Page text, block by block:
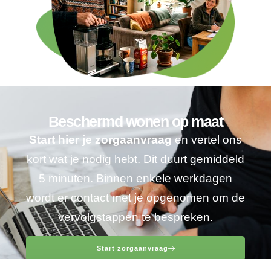
Beschermd wonen op maat
Start hier je zorgaanvraagen vertel ons
kort wat je nodig hebt. Dit duurt gemiddeld
5 minuten. Binnen enkele werkdagen
wordt er contact met je opgenomen om de
vervolgstappen te bespreken.
Start zorgaanvraag